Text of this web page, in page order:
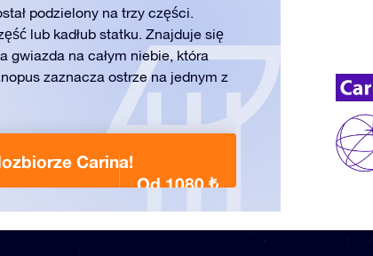
podzielony na trzy części.
lub kadłub statku. Znajduje się
gwiazda na całym niebie, która
zaznacza ostrze na jednym z
Carina!
Od 1080 ₺